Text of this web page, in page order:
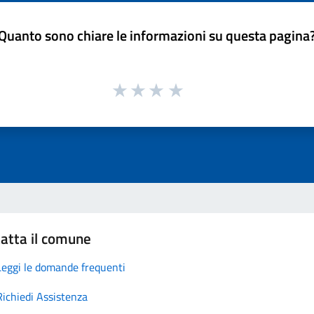
sono chiare le informazioni su questa
il comune
le domande frequenti
Assistenza